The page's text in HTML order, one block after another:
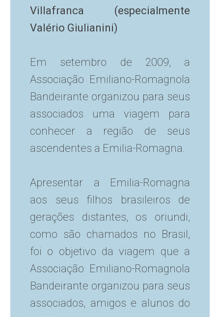
Villafranca (especialmente
Valério Giulianini)
Em setembro de 2009, a
Associação Emiliano-Romagnola
Bandeirante organizou para seus
associados uma viagem para
conhecer a região de seus
ascendentes a Emilia-Romagna.
Apresentar a Emilia-Romagna
aos seus filhos brasileiros de
gerações distantes, os oriundi,
como são chamados no Brasil,
foi o objetivo da viagem que a
Associação Emiliano-Romagnola
Bandeirante organizou para seus
associados, amigos e alunos do